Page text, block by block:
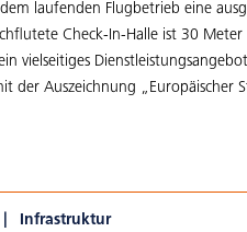
laufenden Flugbetrieb eine
Check-In-Halle ist 30 Meter
vielseitiges
der Auszeichnung „Europäischer
Infrastruktur